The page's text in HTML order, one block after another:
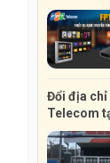
Đổi địa chỉ
Telecom